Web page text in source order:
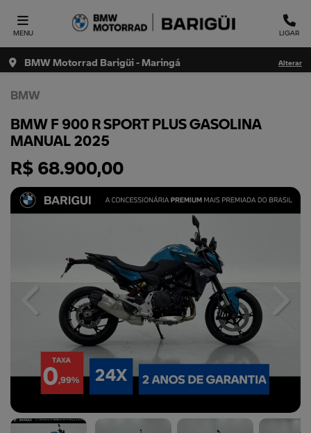
MENU LIGAR
BMW Motorrad Barigüi - Maringá Alterar
BMW
BMW F 900 R SPORT PLUS GASOLINA
MANUAL 2025
R$ 68.900,00
Previous Next